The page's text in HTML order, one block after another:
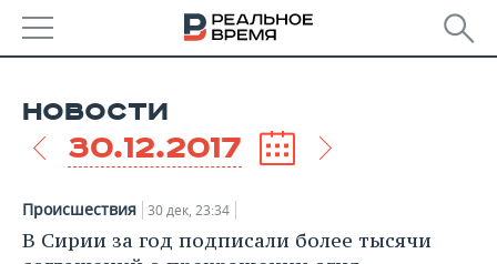
УДМУРТИЯ
НОВОСТИ
НОВОСТИ АНАЛИТИКИ
ЭКОНОМИКА
НОВОСТИ
30.12.2017
Происшествия 30 дек, 23:34
В Сирии за год подписали более тысячи